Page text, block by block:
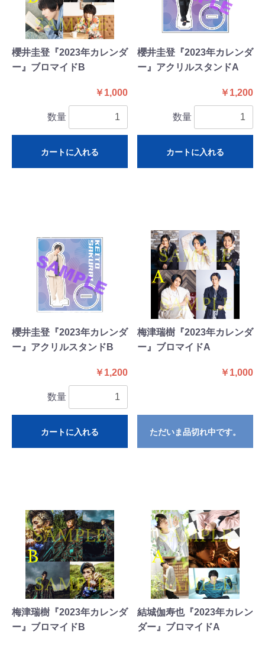
櫻井圭登『2023年カレンダ
ー』ブロマイドB
￥1,000
数量
カートに入れる
櫻井圭登『2023年カレンダ
ー』アクリルスタンドA
￥1,200
数量
カートに入れる
櫻井圭登『2023年カレンダ
ー』アクリルスタンドB
￥1,200
数量
カートに入れる
梅津瑞樹『2023年カレンダ
ー』ブロマイドA
￥1,000
ただいま品切れ中です。
梅津瑞樹『2023年カレンダ
ー』ブロマイドB
結城伽寿也『2023年カレン
ダー』ブロマイドA